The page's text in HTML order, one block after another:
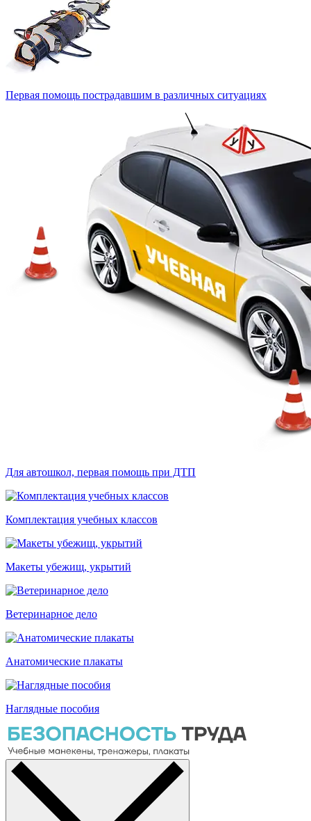
Первая помощь пострадавшим в различных ситуациях
Для автошкол, первая помощь при ДТП
Комплектация учебных классов
Макеты убежищ, укрытий
Ветеринарное дело
Анатомические плакаты
Наглядные пособия